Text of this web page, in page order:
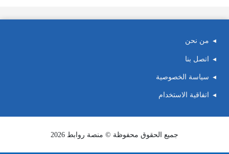
من نحن
اتصل بنا
سياسة الخصوصية
اتفاقية الاستخدام
جميع الحقوق محفوظة © منصة روابط 2026